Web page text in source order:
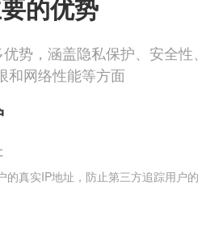
的优势
势，涵盖隐私保护、安全性、
和网络性能等方面
的真实IP地址，防止第三方追踪用户的